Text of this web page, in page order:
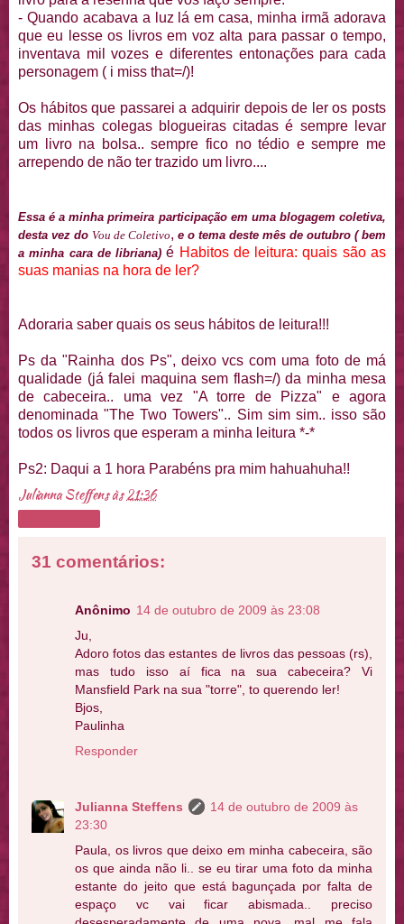
- Quando acabava a luz lá em casa, minha irmã adorava
que eu lesse os livros em voz alta para passar o tempo,
inventava mil vozes e diferentes entonaçõespara cada
personagem ( i miss that=/)!
Os hábitos que passarei a adquirir depois de ler os posts
das minhas colegas blogueirascitadas é sempre levar
um livro na bolsa.. sempre fico no tédio e sempre me
arrependo de não ter trazido um livro....
Essa é a minha primeira participação em uma blogagem coletiva,
desta vez do Vou de Coletivo, e o tema deste mês de outubro ( bem
a minha cara delibriana) é Habitosde leitura: quais são as
suas manias na hora de ler?
Adoraria saber quais os seus hábitos de leitura!!!
Ps da "Rainha dos Ps", deixovcs com uma foto de má
qualidade (já falei maquina sem flash=/) da minha mesa
de cabeceira.. uma vez "A torre de Pizza" e agora
denominada "The Two Towers".. Sim sim sim.. isso são
todos os livros que esperam a minha leitura *-*
Ps2: Daqui a 1 hora Parabéns pra mim hahuahuha!!
Julianna Steffensàs21:36
31 comentários:
Anônimo 14 de outubro de 2009 às 23:08
Ju,
Adoro fotos das estantes de livros das pessoas (rs),
mas tudo isso aí fica na sua cabeceira? Vi
Mansfield Park na sua "torre", to querendo ler!
Bjos,
Paulinha
Responder
Julianna Steffens
14 de outubro de 2009 às
23:30
Paula, os livros que deixo em minha cabeceira, são
os que ainda não li.. se eu tirar uma foto da minha
estante do jeito que está bagunçada por falta de
espaço vc vai ficar abismada.. preciso